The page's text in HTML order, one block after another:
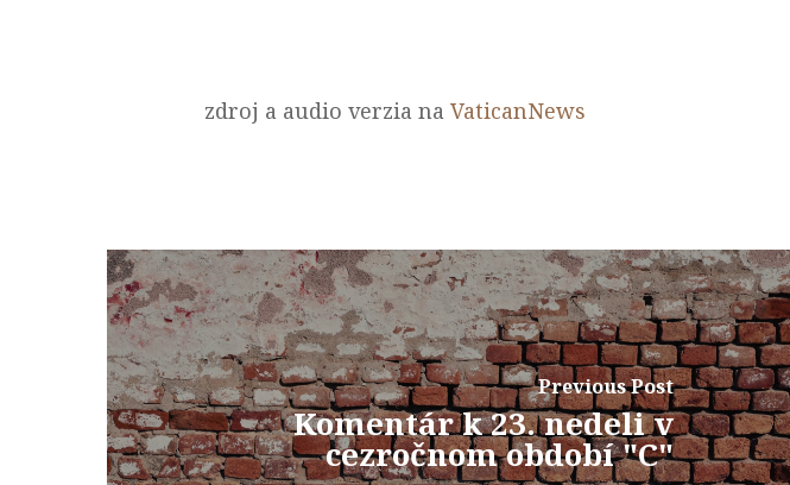
zdroj a audio verzia na VaticanNews
Previous Post
Komentár k 23. nedeli v
cezročnom období "C"